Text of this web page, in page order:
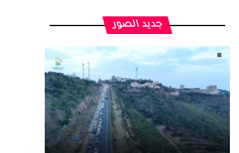
جديد الصور